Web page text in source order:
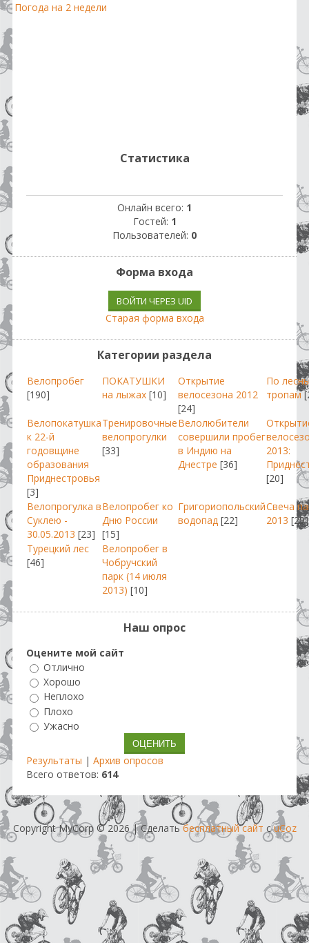
Погода на 2 недели
Статистика
Онлайн всего: 1
Гостей: 1
Пользователей: 0
Форма входа
ВОЙТИ ЧЕРЕЗ UID
Старая форма входа
Категории раздела
Велопробег
[190]
ПОКАТУШКИ
на лыжах [10]
Открытие
велосезона 2012
[24]
По
тропам
Велопокатушка
к 22-й
годовщине
образования
Приднестровья
[3]
Тренировочные
велопрогулки
[33]
Велолюбители
совершили пробег
в Индию на
Днестре [36]
2013:
[20]
Велопрогулка в
Суклею -
30.05.2013 [23]
Велопробег ко
Дню России
[15]
Григориопольский
водопад [22]
Свеча
2013 [29]
Турецкий лес
[46]
Велопробег в
Чобручский
парк (14 июля
2013) [10]
Наш опрос
Оцените мой сайт
Отлично
Хорошо
Неплохо
Плохо
Ужасно
Результаты | Архив опросов
Всего ответов: 614
Copyright MyCorp © 2026|Сделатьбесплатный сайт сuCoz